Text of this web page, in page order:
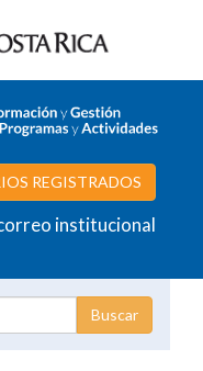
REGISTRADOS
institucional